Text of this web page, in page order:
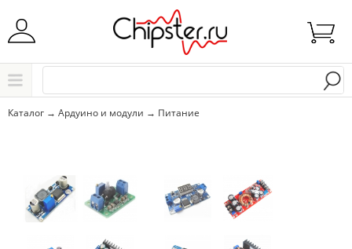
Начните водить название города..
Каталог → Ардуино и модули → Питание